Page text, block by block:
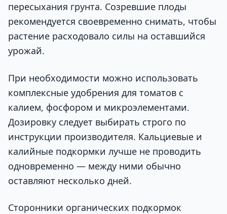
пересыхания грунта. Созревшие плоды
рекомендуется своевременно снимать, чтобы
растение расходовало силы на оставшийся
урожай.
При необходимости можно использовать
комплексные удобрения для томатов с
калием, фосфором и микроэлементами.
Дозировку следует выбирать строго по
инструкции производителя. Кальциевые и
калийные подкормки лучше не проводить
одновременно — между ними обычно
оставляют несколько дней.
Сторонники органических подкормок